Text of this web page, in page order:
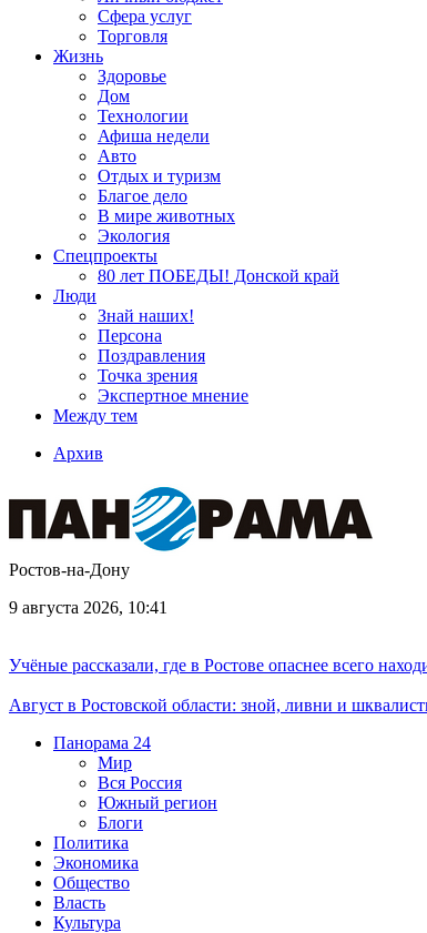
Сфера услуг
Торговля
Жизнь
Здоровье
Дом
Технологии
Афиша недели
Авто
Отдых и туризм
Благое дело
В мире животных
Экология
Спецпроекты
80 лет ПОБЕДЫ! Донской край
Люди
Знай наших!
Персона
Поздравления
Точка зрения
Экспертное мнение
Между тем
Архив
Ростов-на-Дону
9 августа 2026, 10:41
Учёные рассказали, где в Ростове опаснее всего
Август в Ростовской области: зной, ливни и
Панорама 24
Мир
Вся Россия
Южный регион
Блоги
Политика
Экономика
Общество
Власть
Культура